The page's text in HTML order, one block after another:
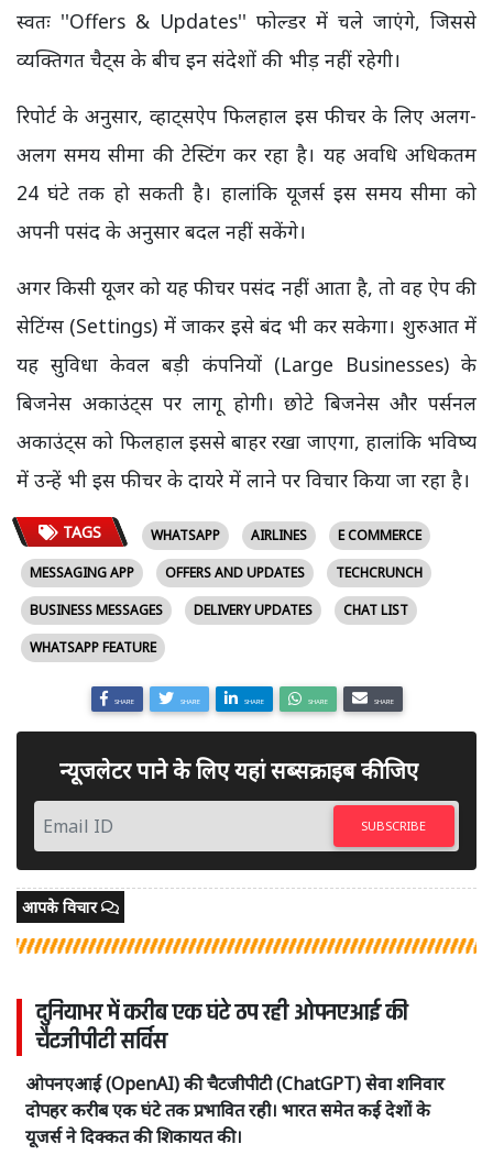
स्वतः ''Offers & Updates'' फोल्डर में चले जाएंगे, जिससे
व्यक्तिगत चैट्स के बीच इन संदेशों की भीड़ नहीं रहेगी।
रिपोर्ट के अनुसार, व्हाट्सऐप फिलहाल इस फीचर के लिए अलग-
अलग समय सीमा की टेस्टिंग कर रहा है। यह अवधि अधिकतम
24 घंटे तक हो सकती है। हालांकि यूजर्स इस समय सीमा को
अपनी पसंद के अनुसार बदल नहीं सकेंगे।
अगर किसी यूजर को यह फीचर पसंद नहीं आता है, तो वह ऐप की
सेटिंग्स (Settings) में जाकर इसे बंद भी कर सकेगा। शुरुआत में
यह सुविधा केवल बड़ी कंपनियों (Large Businesses) के
बिजनेस अकाउंट्स पर लागू होगी। छोटे बिजनेस और पर्सनल
अकाउंट्स को फिलहाल इससे बाहर रखा जाएगा, हालांकि भविष्य
में उन्हें भी इस फीचर के दायरे में लाने पर विचार किया जा रहा है।
TAGS WHATSAPP AIRLINES
E COMMERCE
MESSAGING APP
OFFERS AND UPDATES
TECHCRUNCH
BUSINESS MESSAGES
DELIVERY UPDATES
CHAT LIST
WHATSAPP FEATURE
SHARE SHARE SHARE SHARE SHARE
न्यूजलेटर पाने के लिए यहां सब्सक्राइब कीजिए
SUBSCRIBE
आपके विचार
दुनियाभर में करीब एक घंटे ठप रही ओपनएआई की
चैटजीपीटी सर्विस
ओपनएआई (OpenAI) की चैटजीपीटी (ChatGPT) सेवा शनिवार
दोपहर करीब एक घंटे तक प्रभावित रही। भारत समेत कई देशों के
यूजर्स ने दिक्कत की शिकायत की।